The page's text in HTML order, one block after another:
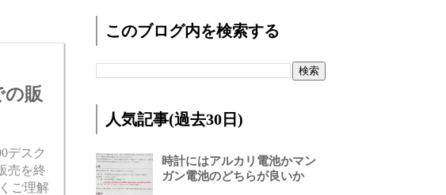
の販
デスク
売を終
ご理解
このブログ内を検索する
人気記事(過去30日)
時計にはアルカリ電池かマン
ガン電池のどちらが良いか